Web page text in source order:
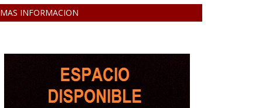
MAS INFORMACION